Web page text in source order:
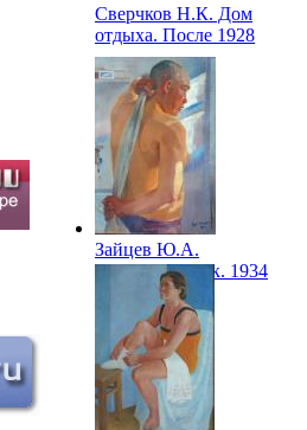
Сверчков Н.К. Дом
отдыха. После 1928
Зайцев Ю.А.
Физкультурник. 1934